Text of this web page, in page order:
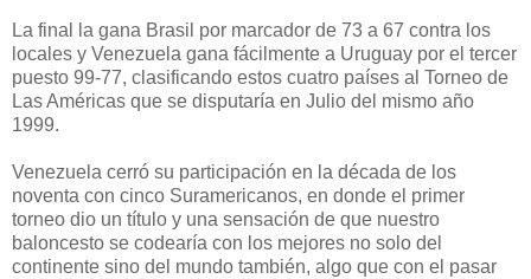
La final la gana Brasil por marcador de 73 a 67 contra los
locales y Venezuela gana fácilmente a Uruguay por el tercer
puesto 99-77, clasificando estos cuatro países al Torneo de
Las Américas que se disputaría en Julio del mismo año
1999.
Venezuela cerró su participación en la década de los
noventa con cinco Suramericanos, en donde el primer
torneo dio un título y una sensación de que nuestro
baloncesto se codearía con los mejores no solo del
continente sino del mundo también, algo que con el pasar